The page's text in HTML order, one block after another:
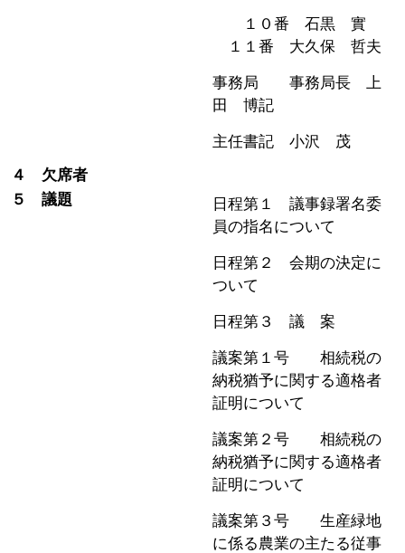
１０番 石黒 實
１１番 大久保 哲夫
事務局 事務局長 上
田 博記
主任書記 小沢 茂
４ 欠席者
５ 議題
日程第１ 議事録署名委
員の指名について
日程第２ 会期の決定に
ついて
日程第３ 議 案
議案第１号 相続税の
納税猶予に関する適格者
証明について
議案第２号 相続税の
納税猶予に関する適格者
証明について
議案第３号 生産緑地
に係る農業の主たる従事